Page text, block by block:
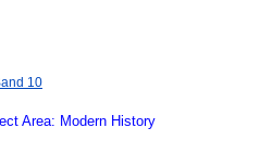
10
Area: Modern History